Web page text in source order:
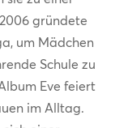
gründete
um Mädchen
Schule zu
Eve feiert
im Alltag.